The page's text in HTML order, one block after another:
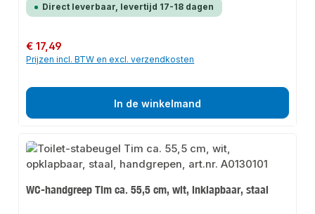
Direct leverbaar, levertijd 17-18 dagen
Normale prijs:
€ 17,49
Prijzen incl. BTW en excl. verzendkosten
In de winkelmand
WC-handgreep Tim ca. 55,5 cm, wit, inklapbaar, staal